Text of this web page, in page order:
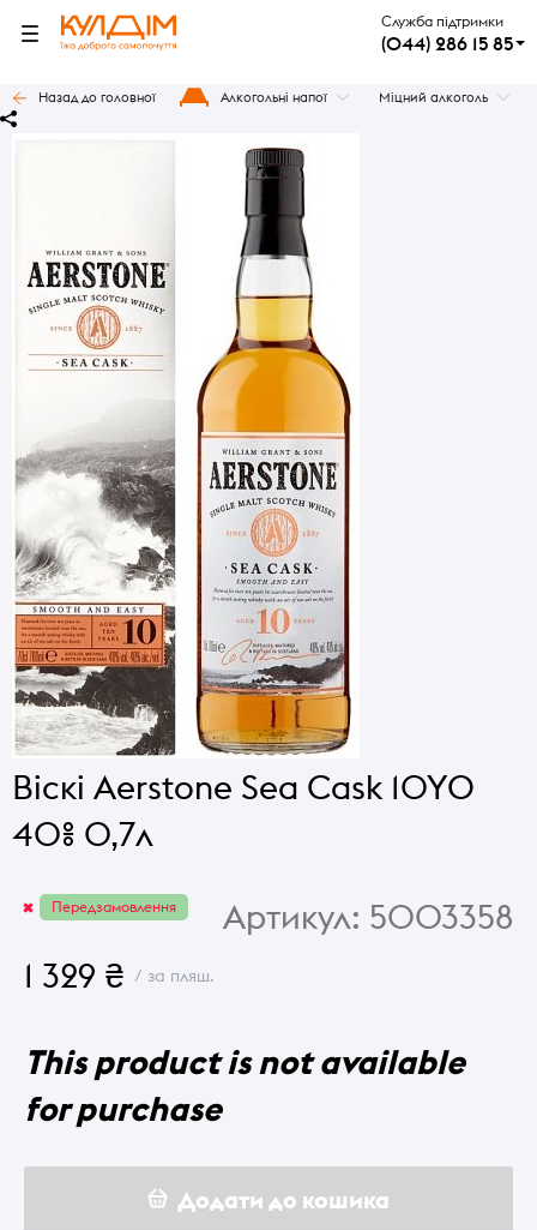
Служба підтримки
(044) 286 15 85
Назад до головної Алкогольні напої Міцний алкоголь
Віскі Aerstone Sеа Cask 10YO
40% 0,7л
Передзамовлення Артикул: 5003358
1 329 ₴ / за пляш.
This product is not available
for purchase
Додати до кошика